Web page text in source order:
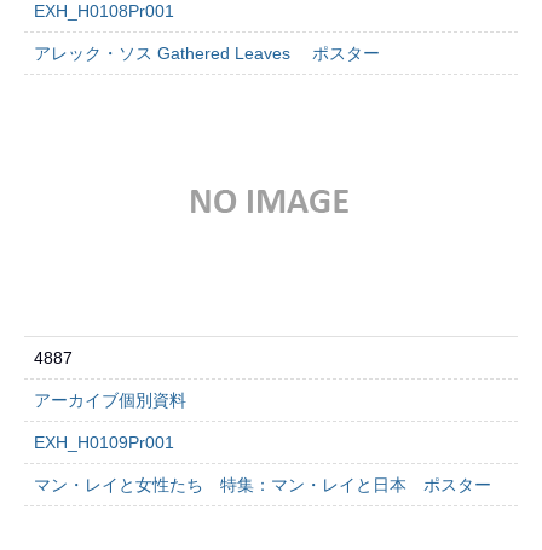
EXH_H0108Pr001
アレック・ソス Gathered Leaves ポスター
4887
アーカイブ個別資料
EXH_H0109Pr001
マン・レイと女性たち 特集：マン・レイと日本 ポスター